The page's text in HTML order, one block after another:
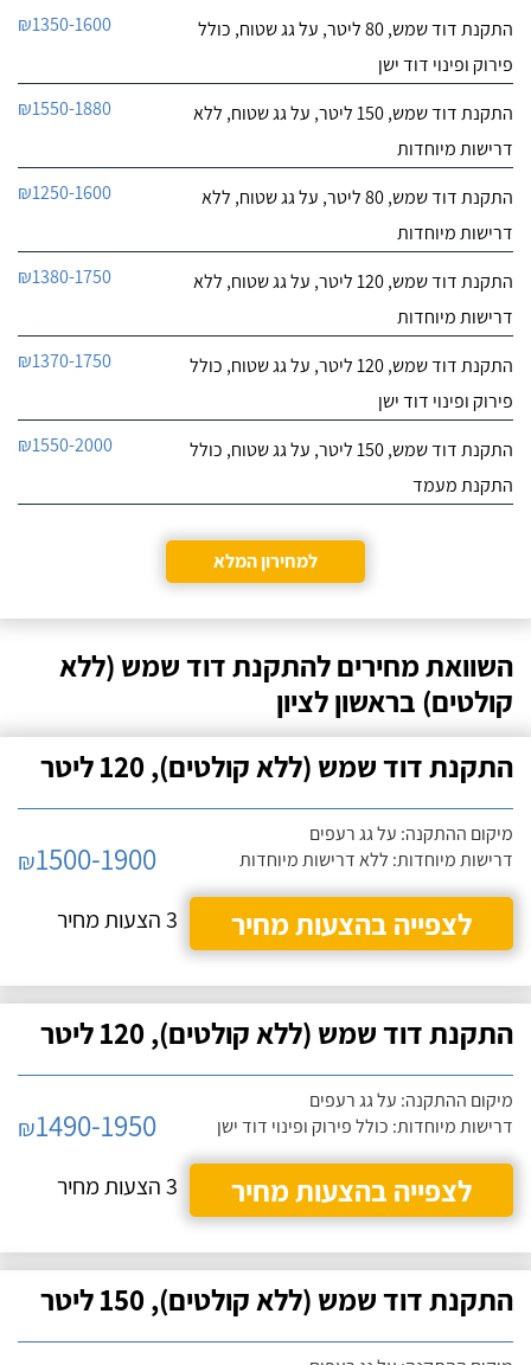
חייג עכשיו
התקנת דוד שמש, 80 ליטר, על גג שטוח, כולל
פירוק ופינוי דוד ישן
₪1350-1600
התקנת דוד שמש, 150 ליטר, על גג שטוח, ללא
דרישות מיוחדות
₪1550-1880
התקנת דוד שמש, 80 ליטר, על גג שטוח, ללא
דרישות מיוחדות
₪1250-1600
התקנת דוד שמש, 120 ליטר, על גג שטוח, ללא
דרישות מיוחדות
₪1380-1750
התקנת דוד שמש, 120 ליטר, על גג שטוח, כולל
פירוק ופינוי דוד ישן
₪1370-1750
התקנת דוד שמש, 150 ליטר, על גג שטוח, כולל
התקנת מעמד
₪1550-2000
למחירון המלא
השוואת מחירים להתקנת דוד שמש (ללא
קולטים) בראשון לציון
התקנת דוד שמש (ללא קולטים), 120 ליטר
מיקום ההתקנה: על גג רעפים
דרישות מיוחדות: ללא דרישות מיוחדות
₪1500-1900
לצפייה בהצעות מחיר
3 הצעות מחיר
התקנת דוד שמש (ללא קולטים), 120 ליטר
מיקום ההתקנה: על גג רעפים
דרישות מיוחדות: כולל פירוק ופינוי דוד ישן
₪1490-1950
לצפייה בהצעות מחיר
3 הצעות מחיר
התקנת דוד שמש (ללא קולטים), 150 ליטר